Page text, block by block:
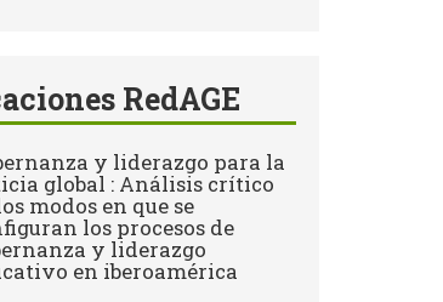
RedAGE
y liderazgo para la
global : Análisis crítico
modos en que se
los procesos de
y liderazgo
en iberoamérica